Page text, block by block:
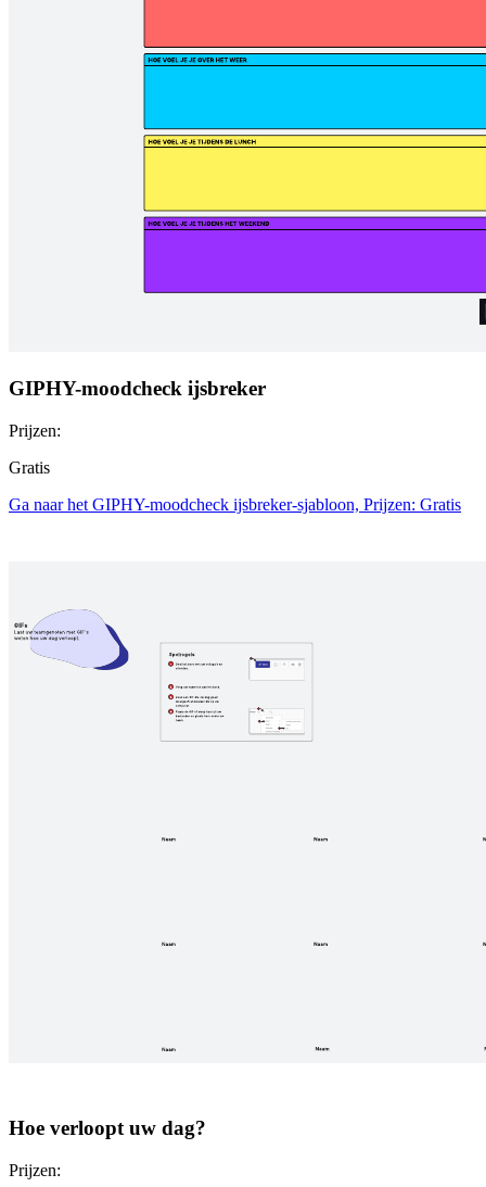
GIPHY-moodcheck ijsbreker
Prijzen:
Gratis
Ga naar het GIPHY-moodcheck ijsbreker-sjabloon, Prijzen: Gratis
Hoe verloopt uw dag?
Prijzen: